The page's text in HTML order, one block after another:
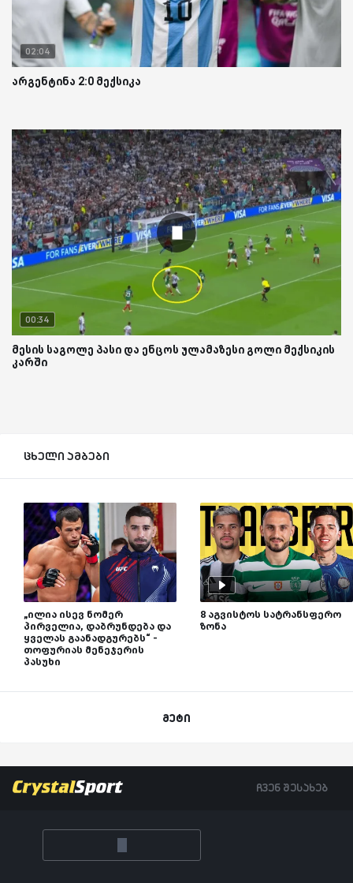
02:04
არგენტინა 2:0 მექსიკა
00:34
მესის საგოლე პასი და ენცოს ულამაზესი გოლი მექსიკის
კარში
ცხელი ამბები
„ილია ისევ ნომერ
პირველია, დაბრუნდება და
ყველას გაანადგურებს“ -
თოფურიას მენეჯერის
პასუხი
8 აგვისტოს სატრანსფერო
ზონა
მეტი
ჩვენ შესახებ